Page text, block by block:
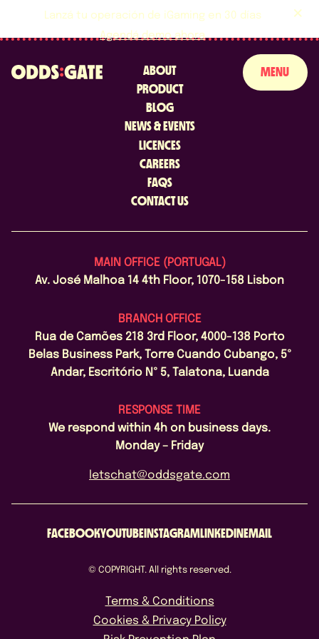
Lanzá tu operación de iGaming en 30 días
Agendá demo ahora
MENU
SOBRE NOSOTROS
NOTICIAS Y EVENTOS
LICENCIAS Y CERTIFICACIONES
PERGUNTAS FRECUENTES
PROGRAMÁ UNA DEMO
Acepto la Política de Privacidad
ABOUT
PRODUCT
BLOG
NEWS & EVENTS
LICENCES
CAREERS
FAQS
CONTACT US
MAIN OFFICE (PORTUGAL)
Av. José Malhoa 14 4th Floor, 1070-158 Lisbon
BRANCH OFFICE
Rua de Camões 218 3rd Floor, 4000-138 Porto
Belas Business Park, Torre Cuando Cubango, 5º
Andar, Escritório Nº 5, Talatona, Luanda
RESPONSE TIME
We respond within 4h on business days.
Monday – Friday
letschat@oddsgate.com
FACEBOOKYOUTUBE INSTAGRAMLINKEDIN EMAIL
© COPYRIGHT. All rights reserved.
Terms & Conditions
Cookies & Privacy Policy